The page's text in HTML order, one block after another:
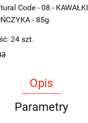
Code - 08 - KAWAŁKI
- 85g
24 szt.
Opis
Parametry